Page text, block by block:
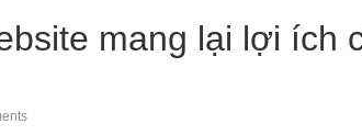
mang lại lợi ích